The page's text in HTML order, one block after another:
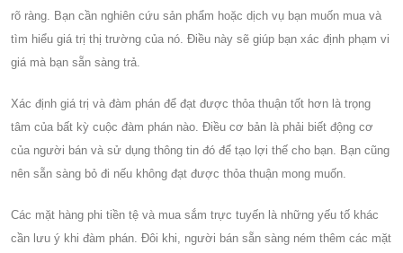
rõ ràng. Bạn cần nghiên cứu sản phẩm hoặc dịch vụ bạn muốn mua và
tìm hiểu giá trị thị trường của nó. Điều này sẽ giúp bạn xác định phạm vi
giá mà bạn sẵn sàng trả.
Xác định giá trị và đàm phán để đạt được thỏa thuận tốt hơn là trọng
tâm của bất kỳ cuộc đàm phán nào. Điều cơ bản là phải biết động cơ
của người bán và sử dụng thông tin đó để tạo lợi thế cho bạn. Bạn cũng
nên sẵn sàng bỏ đi nếu không đạt được thỏa thuận mong muốn.
Các mặt hàng phi tiền tệ và mua sắm trực tuyến là những yếu tố khác
cần lưu ý khi đàm phán. Đôi khi, người bán sẵn sàng ném thêm các mặt